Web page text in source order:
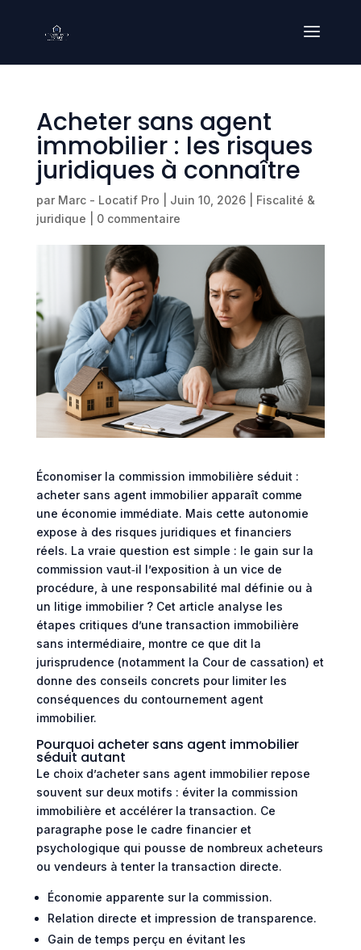
Acheter sans agent
immobilier : les risques
juridiques à connaître
par Marc - Locatif Pro Juin 10, 2026| Fiscalité &
juridique
0 commentaire
Économiser la commission immobilière séduit :
acheter sans agent immobilier apparaît comme
une économie immédiate. Mais cette autonomie
expose à des risques juridiques et financiers
réels. La vraie question est simple : le gain sur la
commission vaut‑il l’exposition à un vice de
procédure, à une responsabilité mal définie ou à
un litige immobilier ? Cet article analyse les
étapes critiques d’une transaction immobilière
sans intermédiaire, montre ce que dit la
jurisprudence (notamment la Cour de cassation) et
donne des conseils concrets pour limiter les
conséquences du contournement agent
immobilier.
Pourquoi acheter sans agent immobilier
séduit autant
Le choix d’acheter sans agent immobilier repose
souvent sur deux motifs : éviter la commission
immobilière et accélérer la transaction. Ce
paragraphe pose le cadre financier et
psychologique qui pousse de nombreux acheteurs
ou vendeurs à tenter la transaction directe.
Économie apparente sur la commission.
Relation directe et impression de transparence.
Gain de temps perçu en évitant les